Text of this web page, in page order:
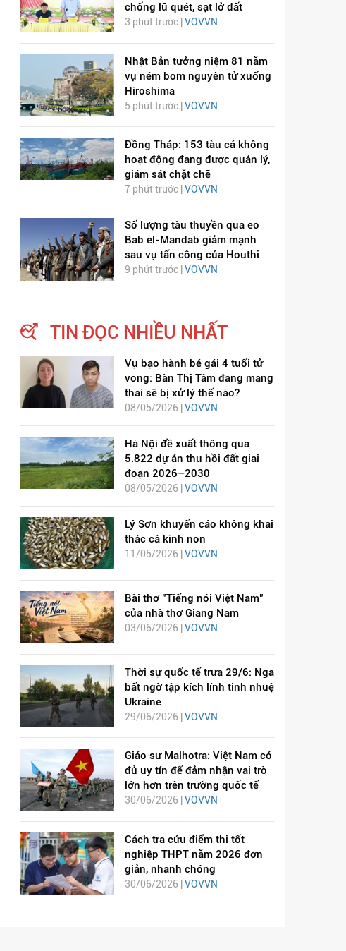
chống lũ quét, sạt lở đất
3 phút trước | VOVVN
Nhật Bản tưởng niệm 81 năm
vụ ném bom nguyên tử xuống
Hiroshima
5 phút trước | VOVVN
Đồng Tháp: 153 tàu cá không
hoạt động đang được quản lý,
giám sát chặt chẽ
7 phút trước | VOVVN
Số lượng tàu thuyền qua eo
Bab el-Mandab giảm mạnh
sau vụ tấn công của Houthi
9 phút trước | VOVVN
TIN ĐỌC NHIỀU NHẤT
Vụ bạo hành bé gái 4 tuổi tử
vong: Bàn Thị Tâm đang mang
thai sẽ bị xử lý thế nào?
08/05/2026 |VOVVN
Hà Nội đề xuất thông qua
5.822 dự án thu hồi đất giai
đoạn 2026–2030
08/05/2026 |VOVVN
Lý Sơn khuyến cáo không khai
thác cá kình non
11/05/2026 |VOVVN
Bài thơ "Tiếng nói Việt Nam"
của nhà thơ Giang Nam
03/06/2026 | VOVVN
Thời sự quốc tế trưa 29/6: Nga
bất ngờ tập kích lính tinh nhuệ
Ukraine
29/06/2026 | VOVVN
Giáo sư Malhotra: Việt Nam có
đủ uy tín để đảm nhận vai trò
lớn hơn trên trường quốc tế
30/06/2026 |VOVVN
Cách tra cứu điểm thi tốt
nghiệp THPT năm 2026 đơn
giản, nhanh chóng
30/06/2026 | VOVVN